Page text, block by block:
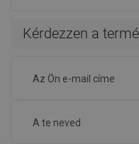
Kérdezzen a